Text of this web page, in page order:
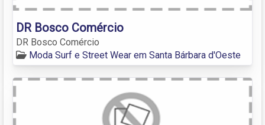
DR Bosco Comércio
DR Bosco Comércio
Moda Surf e Street Wear em Santa Bárbara d'Oeste